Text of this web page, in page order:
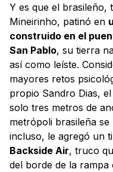
Y es que el brasileño,
Mineirinho, patinó en
construido en el
San Pablo, su tierra
así como leíste.
mayores retos
propio Sandro Dias,
solo tres metros de
metrópoli brasileña
incluso, le agregó un
Backside Air, truco
del borde de la